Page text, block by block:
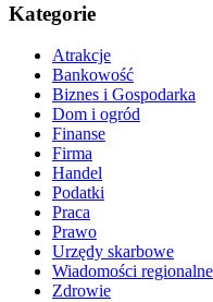
Kategorie
Atrakcje
Bankowość
Biznes i Gospodarka
Dom i ogród
Finanse
Firma
Handel
Podatki
Praca
Prawo
Urzędy skarbowe
Wiadomości regionalne
Zdrowie